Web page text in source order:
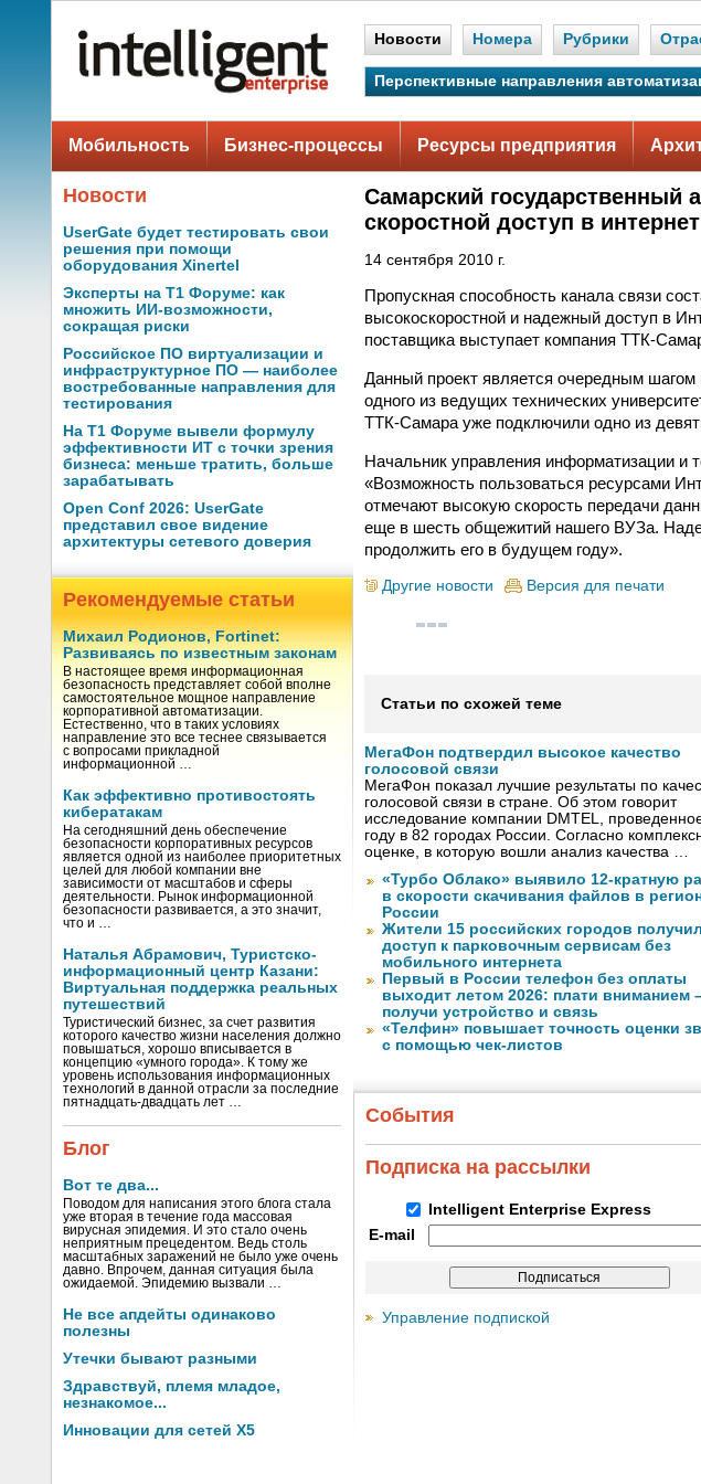
Новости Номера Рубрики
Перспективные направления
Мобильность Бизнес-процессы Ресурсы предприятия
Новости
UserGate будет тестировать свои
решения при помощи
оборудования Xinertel
Эксперты на Т1 Форуме: как
множить ИИ-возможности,
сокращая риски
Российское ПО виртуализации и
инфраструктурное ПО — наиболее
востребованные направления для
тестирования
На Т1 Форуме вывели формулу
эффективности ИТ с точки зрения
бизнеса: меньше тратить, больше
зарабатывать
Open Conf 2026: UserGate
представил свое видение
архитектуры сетевого доверия
Рекомендуемые статьи
Михаил Родионов, Fortinet:
Развиваясь по известным законам
В настоящее время информационная
безопасность представляет собой вполне
самостоятельное мощное направление
корпоративной автоматизации.
Естественно, что в таких условиях
направление это все теснее связывается
с вопросами прикладной
информационной …
Как эффективно противостоять
кибератакам
На сегодняшний день обеспечение
безопасности корпоративных ресурсов
является одной из наиболее приоритетных
целей для любой компании вне
зависимости от масштабов и сферы
деятельности. Рынок информационной
безопасности развивается, а это значит,
что и …
Наталья Абрамович, Туристско-
информационный центр Казани:
Виртуальная поддержка реальных
путешествий
Туристический бизнес, за счет развития
которого качество жизни населения должно
повышаться, хорошо вписывается в
концепцию «умного города». К тому же
уровень использования информационных
технологий в данной отрасли за последние
пятнадцать-двадцать лет …
Блог
Вот те два...
Поводом для написания этого блога стала
уже вторая в течение года массовая
вирусная эпидемия. И это стало очень
неприятным прецедентом. Ведь столь
масштабных заражений не было уже очень
давно. Впрочем, данная ситуация была
ожидаемой. Эпидемию вызвали …
Не все апдейты одинаково
полезны
Утечки бывают разными
Здравствуй, племя младое,
незнакомое...
Инновации для сетей X5
Самарский государственный
скоростной доступ в интернет
14 сентября 2010 г.
Пропускная способность канала связи
высокоскоростной и надежный доступ в
поставщика выступает компания ТТК-
Данный проект является очередным
одного из ведущих технических
ТТК-Самара уже подключили одно из
Начальник управления информатизации и
«Возможность пользоваться ресурсами
отмечают высокую скорость передачи
еще в шесть общежитий нашего ВУЗа.
продолжить его в будущем году».
Другие новости Версия для печати
Статьи по схожей теме
МегаФон подтвердил высокое качество
голосовой связи
МегаФон показал лучшие результаты по
голосовой связи в стране. Об этом говорит
исследование компании DMTEL,
году в 82 городах России. Согласно
оценке, в которую вошли анализ качества …
«Турбо Облако» выявило 12-кратную
в скорости скачивания файлов в
России
Жители 15 российских городов
доступ к парковочным сервисам без
мобильного интернета
Первый в России телефон без оплаты
выходит летом 2026: плати вниманием
получи устройство и связь
«Телфин» повышает точность оценки
с помощью чек-листов
События
Подписка на рассылки
Intelligent Enterprise Express
E-mail
Управление подпиской